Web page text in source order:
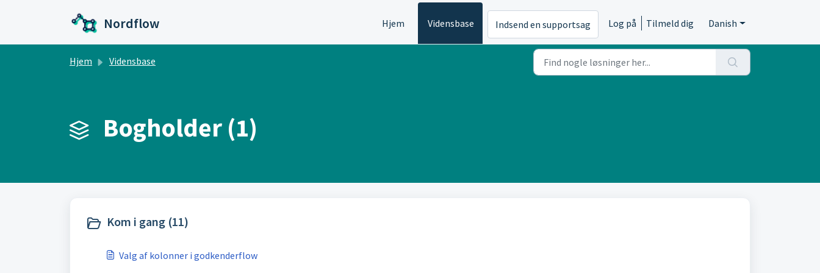
Nordflow Hjem Vidensbase Indsend en supportsag Log på Tilmeld dig Danish
Hjem Vidensbase
Bogholder (1)
Kom i gang (11)
Valg af kolonner i godkenderflow